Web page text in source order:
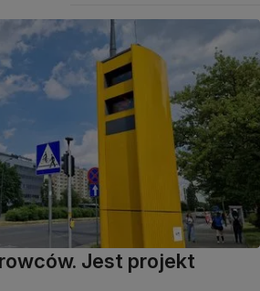
Jest projekt